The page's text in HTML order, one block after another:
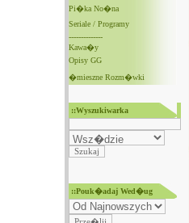
Pi�ka No�na
Seriale / Programy
--------------
Kawa�y
Opisy GG
�mieszne Rozm�wki
::Wyszukiwarka
::Pouk�adaj Wed�ug